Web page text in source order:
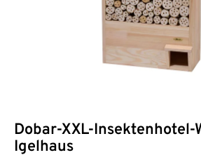
Dobar-XXL-Insektenhotel-
Igelhaus